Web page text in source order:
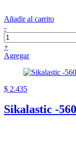
Añadir al carrito
-
+
Agregar
$ 2.435
Sikalastic -